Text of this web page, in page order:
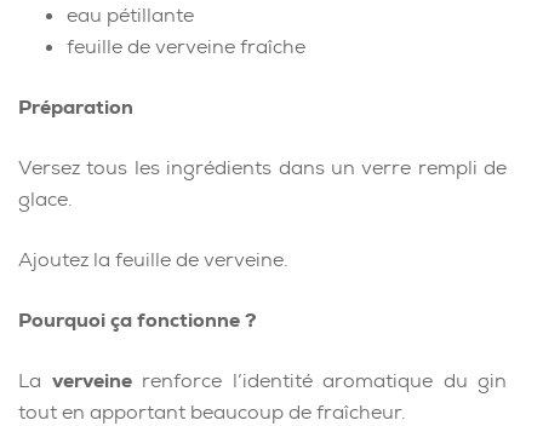
eau pétillante
feuille de verveine fraîche
Préparation
Versez tous les ingrédients dans un verre rempli de
glace.
Ajoutez la feuille de verveine.
Pourquoi ça fonctionne ?
La verveinerenforce l’identité aromatique du gin
tout en apportant beaucoup de fraîcheur.